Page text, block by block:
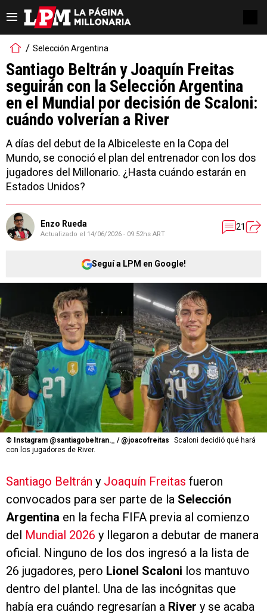
Selección Argentina
Santiago Beltrán y Joaquín Freitas
seguirán con la Selección Argentina
en el Mundial por decisión de Scaloni:
cuándo volverían a River
A días del debut de la Albiceleste en la Copa del
Mundo, se conoció el plan del entrenador con los dos
jugadores del Millonario. ¿Hasta cuándo estarán en
Estados Unidos?
Enzo Rueda
Actualizado el 14/06/2026 - 09:52hs ART
21
Seguí a LPM en Google!
© Instagram @santiagobeltran._ / @joacofreitas
Scaloni decidió qué hará
con los jugadores de River.
Santiago Beltrán y Joaquín Freitas fueron
convocados para ser parte de la Selección
Argentina en la fecha FIFA previa al comienzo
del Mundial 2026 y llegaron a debutar de manera
oficial. Ninguno de los dos ingresó a la lista de
26 jugadores, pero Lionel Scaloni los mantuvo
dentro del plantel. Una de las incógnitas que
había era cuándo regresarían a River y se acaba